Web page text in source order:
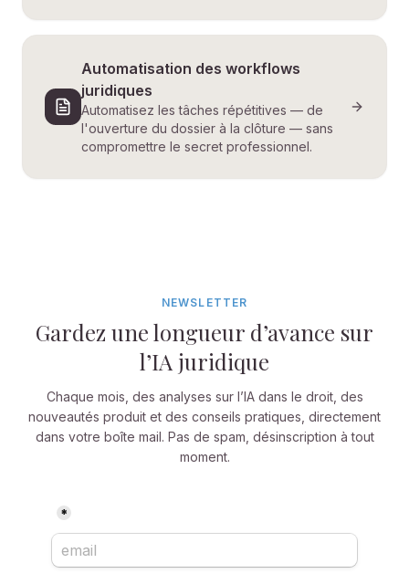
Automatisation des workflows
juridiques
Automatisez les tâches répétitives — de
l'ouverture du dossier à la clôture — sans
compromettre le secret professionnel.
NEWSLETTER
Gardez une longueur d’avance sur
l’IA juridique
Chaque mois, des analyses sur l’IA dans le droit, des
nouveautés produit et des conseils pratiques, directement
dans votre boîte mail. Pas de spam, désinscription à tout
moment.